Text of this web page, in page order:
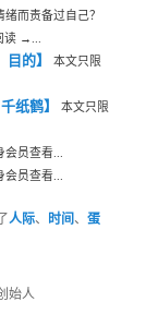
而责备过自己？
→...
的】
本文只限
纸鹤】
本文只限
员查看...
员查看...
人际、 时间 、蛋
始人